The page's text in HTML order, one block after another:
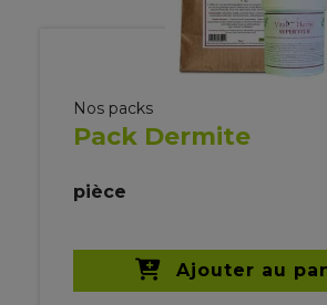
Nos packs
Pack Dermite
pièce
Ajouter au